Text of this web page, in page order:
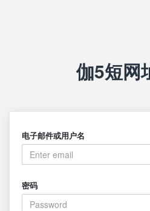
伽5短网
电子邮件或用户名
密码